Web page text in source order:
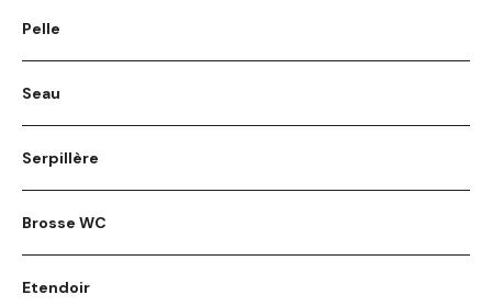
Pelle
Seau
Serpillère
Brosse WC
Etendoir